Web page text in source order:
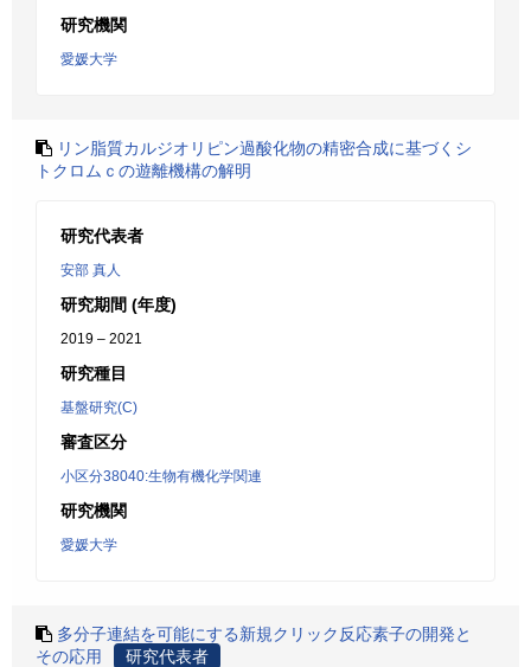
研究機関
愛媛大学
リン脂質カルジオリピン過酸化物の精密合成に基づくシ
トクロムｃの遊離機構の解明
研究代表者
安部 真人
研究期間 (年度)
2019 – 2021
研究種目
基盤研究(C)
審査区分
小区分38040:生物有機化学関連
研究機関
愛媛大学
多分子連結を可能にする新規クリック反応素子の開発と
その応用
研究代表者